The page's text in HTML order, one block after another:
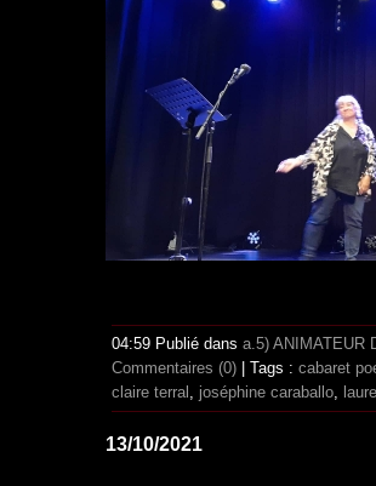
04:59 Publié dans a.5) ANIMATEUR
Commentaires (0) | Tags : cabaret
claire terral , joséphine caraballo,
13/10/2021